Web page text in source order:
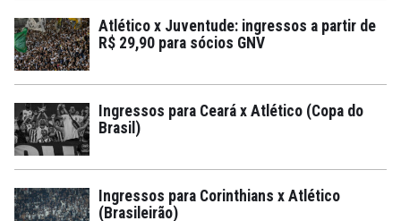
Atlético x Juventude: ingressos a partir de
R$ 29,90 para sócios GNV
Ingressos para Ceará x Atlético (Copa do
Brasil)
Ingressos para Corinthians x Atlético
(Brasileirão)